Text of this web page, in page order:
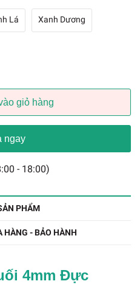
Lá Xanh Dương
giỏ hàng
ngay
- 18:00)
PHẨM
HÀNG - BẢO HÀNH
4mm Đực